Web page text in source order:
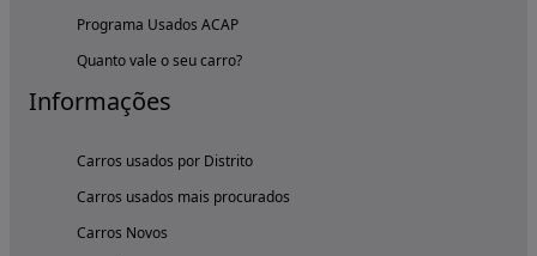
Programa Usados ACAP
Quanto vale o seu carro?
Informações
Carros usados por Distrito
Carros usados mais procurados
Carros Novos